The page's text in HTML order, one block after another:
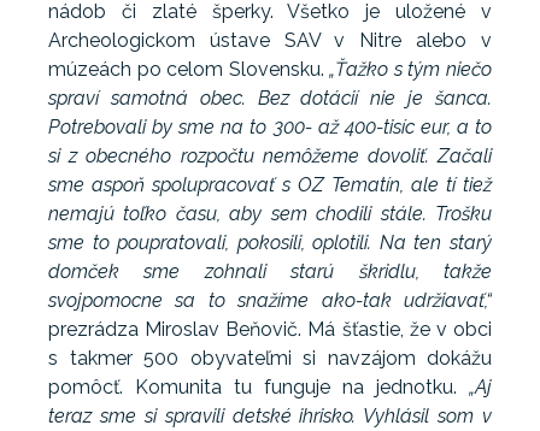
nádob či zlaté šperky. Všetko je uložené v
Archeologickom ústave SAV v Nitre alebo v
múzeách po celom Slovensku.„Ťažko s tým niečo
spraví samotná obec. Bez dotácií nie je šanca.
Potrebovali by sme na to 300- až 400-tisíc eur, a to
si z obecného rozpočtu nemôžeme dovoliť. Začali
sme aspoň spolupracovať s OZ Tematín, ale tí tiež
nemajú toľko času, aby sem chodili stále. Trošku
sme to poupratovali, pokosili, oplotili. Na ten starý
domček sme zohnali starú škridlu, takže
svojpomocne sa to snažíme ako-tak udržiavať,“
prezrádza Miroslav Beňovič. Má šťastie, že v obci
s takmer 500 obyvateľmi si navzájom dokážu
pomôcť. Komunita tu funguje na jednotku. „Aj
teraz sme si spravili detské ihrisko. Vyhlásil som v